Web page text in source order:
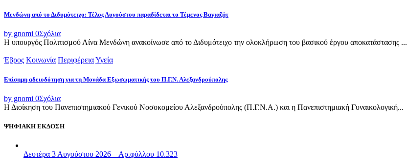
Μενδώνη από το Διδυμότειχο: Τέλος Αυγούστου παραδίδεται το Τέμενος Βαγιαζήτ
by gnomi 0Σχόλια
Η υπουργός Πολιτισμού Λίνα Μενδώνη ανακοίνωσε από το Διδυμότειχο την ολοκλήρωση του βασικού έργου αποκατάστασης ...
Έβρος Κοινωνία ΠεριφέρειαΥγεία
Επίσημη αδειοδότηση για τη Μονάδα Εξωσωματικής του Π.Γ.Ν. Αλεξανδρούπολης
by gnomi 0Σχόλια
Η Διοίκηση του Πανεπιστημιακού Γενικού Νοσοκομείου Αλεξανδρούπολης (Π.Γ.Ν.Α.) και η Πανεπιστημιακή Γυναικολογική...
ΨΗΦΙΑΚΗ ΕΚΔΟΣΗ
Δευτέρα 3 Αυγούστου 2026 – Αρ.φύλλου 10.323